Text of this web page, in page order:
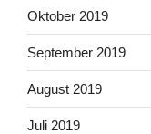
Oktober 2019
September 2019
August 2019
Juli 2019